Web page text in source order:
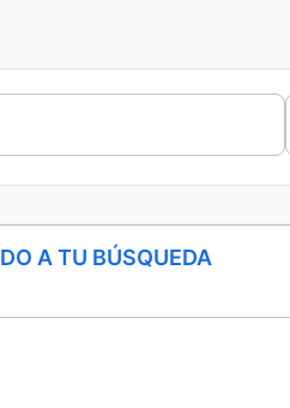
A TU BÚSQUEDA